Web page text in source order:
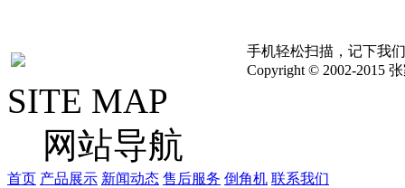
手机轻松扫描，记下我
Copyright © 2002-2015
SITE MAP
网站导航
首页 产品展示 新闻动态 售后服务 倒角机 联系我们